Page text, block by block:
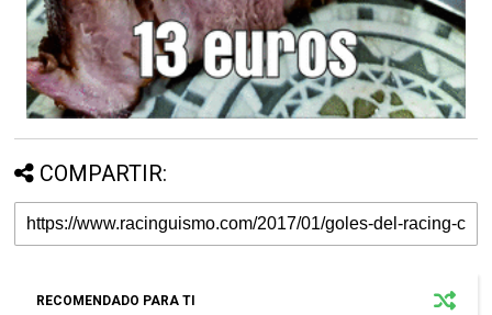
COMPARTIR:
RECOMENDADO PARA TI